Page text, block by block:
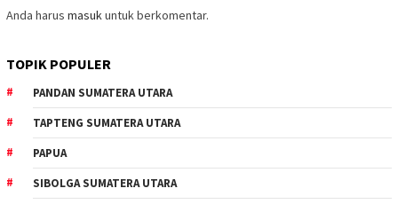
Anda harus masukuntuk berkomentar.
TOPIK POPULER
PANDAN SUMATERA UTARA
TAPTENG SUMATERA UTARA
PAPUA
SIBOLGA SUMATERA UTARA